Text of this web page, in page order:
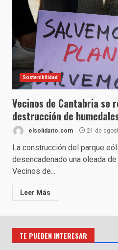
Sostenibilidad
Vecinos de Cantabria se
destrucción de
elsolidario.com 21 de
La construcción del parque
desencadenado una oleada
Vecinos de...
Leer Más
TE PUEDEN INTERESAR